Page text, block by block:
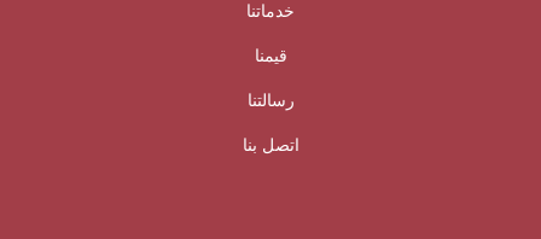
خدماتنا
قيمنا
رسالتنا
اتصل بنا